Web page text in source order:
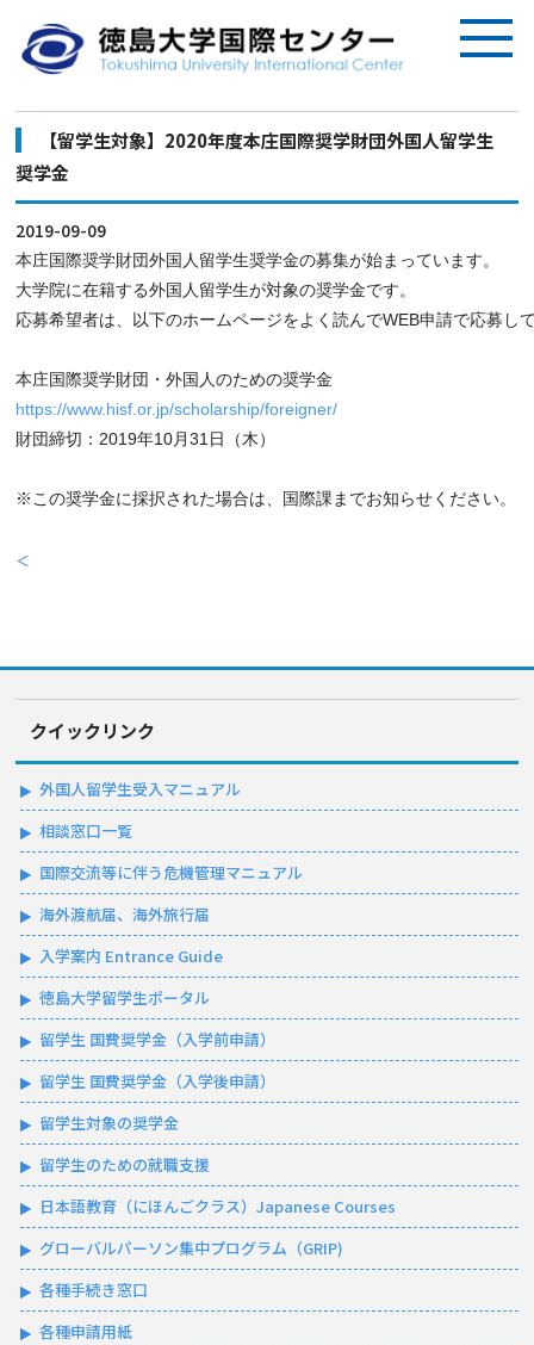
【留学生対象】2020年度本庄国際奨学財団外国人留学生
奨学金
2019-09-09
本庄国際奨学財団外国人留学生奨学金の募集が始まっています。
大学院に在籍する外国人留学生が対象の奨学金です。
応募希望者は、以下のホームページをよく読んでWEB申請で応募し
本庄国際奨学財団・外国人のための奨学金
https://www.hisf.or.jp/scholarship/foreigner/
財団締切：2019年10月31日（木）
※この奨学金に採択された場合は、国際課までお知らせください。
＜
クイックリンク
外国人留学生受入マニュアル
相談窓口一覧
国際交流等に伴う危機管理マニュアル
海外渡航届、海外旅行届
入学案内 Entrance Guide
徳島大学留学生ポータル
留学生 国費奨学金（入学前申請）
留学生 国費奨学金（入学後申請）
留学生対象の奨学金
留学生のための就職支援
日本語教育（にほんごクラス）Japanese Courses
グローバルパーソン集中プログラム（GRIP)
各種手続き窓口
各種申請用紙